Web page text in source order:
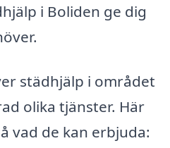
i Boliden ge dig
städhjälp i området
olika tjänster. Här
vad de kan erbjuda: